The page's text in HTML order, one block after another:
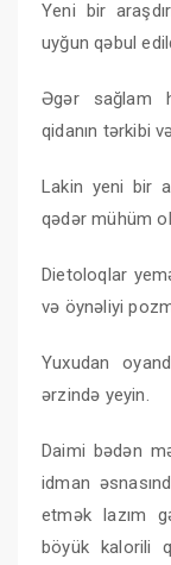
Yeni bir
uyğun qəbul
Əgər sağlam
qidanın tərkibi
Lakin yeni bir
qədər mühüm
Dietoloqlar
və öynəliyi
Yuxudan
ərzində yeyin.
Daimi bədən
idman
etmək lazım
böyük kalorili